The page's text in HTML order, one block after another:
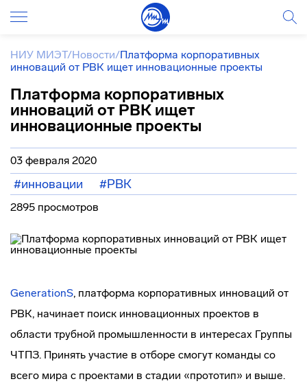
НИУ МИЭТ/Новости/Платформа корпоративных
инноваций от РВК ищет инновационные проекты
Платформа корпоративных
инноваций от РВК ищет
инновационные проекты
03 февраля 2020
#инновации #РВК
2895 просмотров
GenerationS, платформа корпоративных инноваций от
РВК, начинает поиск инновационных проектов в
области трубной промышленности в интересах Группы
ЧТПЗ. Принять участие в отборе смогут команды со
всего мира с проектами в стадии «прототип» и выше.